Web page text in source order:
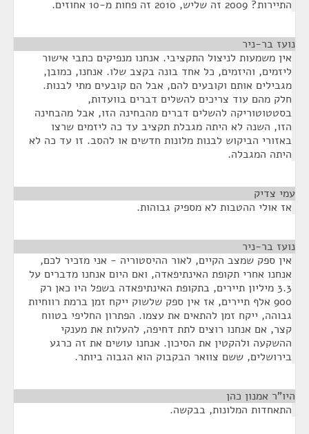
התיירות? 2009 זה שליש, 2010 זה פחות מ-10 אחוזים.
נועז בר-ניר
אין משמעות לניצול התקציבי. אנחנו מנפיקים כתבי אישור
ליזמים, והיזמים, כל אחד בונה בקצב שלו. אנחנו, כמובן,
מגבילים אותם וקובעים להם, אבל הם קובעים מתי לבנות.
חלק מהם עוד צריכים להשלים דברים בוועדות,
בסטטוטוריקה להשלים דברים מהבחינה הזו, אבל מהבחינה
הזו, השנה לא היתה מגבלת תקציב עד כה ליזמים שרצו
באזורי הביקוש לבנות מלונות חדשים או להסב. זו עד כה לא
היתה המגבלה.
עמי צדיק
אז אולי ההטבות לא מספיק גבוהות.
נועז בר-ניר
אין ספק שמצב הקיים, לאור ההיסטוריה - אני מזכיר לכם,
אנחנו אחרי תקופת האינתיפאדה, ואם היום אנחנו מדברים על
3.3 מיליון תיירים, בתקופת האינתיפאדה בשפל היו כאן רק
900 אלף תיירים, אז אין ספק שלשוק ייקח זמן ברמת רווחיות
גבוהה, ייקח זמן להתאים את עצמו. הפתרון החליפי בטווח
קצר, אם אנחנו רוצים לתת דחיפה, להעלות את מענקי
ההשקעה ולהקטין את הסיכון. אנחנו עושים את זה כרגע
בירושלים, ששם צוואר הבקבוק הוא הגבוה ביותר.
היו"ר אמנון כהן
התאחדות המלונות, בבקשה.